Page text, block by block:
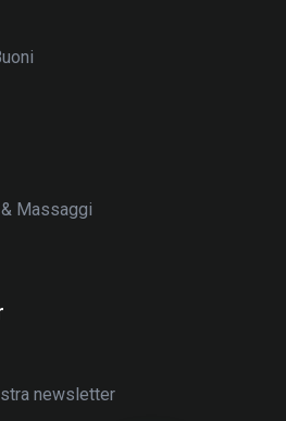
Massaggi
newsletter